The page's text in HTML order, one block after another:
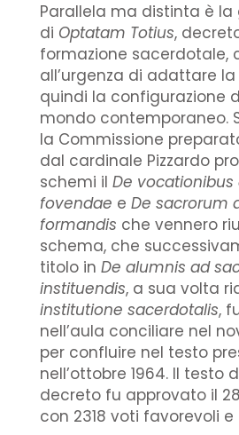
Parallela ma distinta è la
di Optatam Totius,
formazione sacerdotale,
all’urgenza di adattare
quindi la configurazione
mondo contemporaneo.
la Commissione
dal cardinale Pizzardo
schemi il De vocationibus
fovendae e De sacrorum
formandis che vennero
schema, che
titolo in De alumnis ad
instituendis, a sua volta
institutione sacerdotalis,
nell’aula conciliare nel
per confluire nel testo
nell’ottobre 1964. Il testo
decreto fu approvato il
con 2318 voti favorevoli